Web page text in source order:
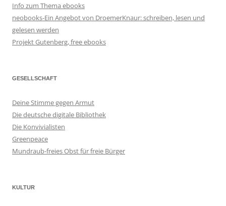
Info zum Thema ebooks
neobooks-Ein Angebot von DroemerKnaur: schreiben, lesen und
gelesen werden
Projekt Gutenberg, free ebooks
GESELLSCHAFT
Deine Stimme gegen Armut
Die deutsche digitale Bibliothek
Die Konvivialisten
Greenpeace
Mundraub-freies Obst für freie Bürger
KULTUR